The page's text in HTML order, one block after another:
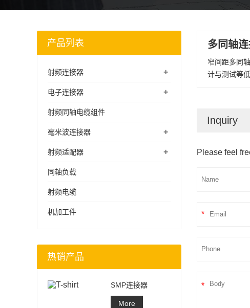
多同轴
窄间距多同
计与测试等
Inquiry
Please feel
*
*
产品列表
+
射频连接器
+
电子连接器
射频同轴电缆组件
+
毫米波连接器
+
射频适配器
同轴负载
射频电缆
机加工件
热销产品
SMP连接器
More